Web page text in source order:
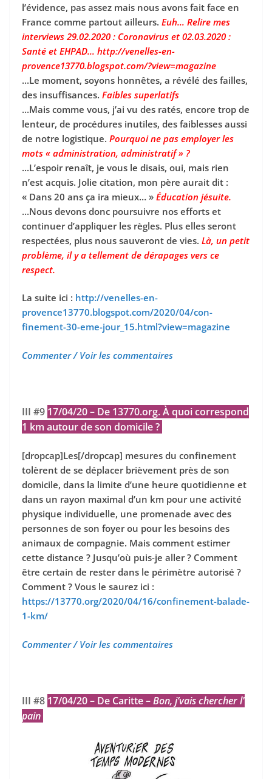
l’évidence, pas assez mais nous avons fait face en
France comme partout ailleurs. Euh… Relire mes
interviews 29.02.2020 : Coronavirus et 02.03.2020 :
Santé et EHPAD… http://venelles-en-
provence13770.blogspot.com/?view=magazine
...Le moment, soyons honnêtes, a révélé des failles,
des insuffisances. Faibles superlatifs
...Mais comme vous, j’ai vu des ratés, encore trop de
lenteur, de procédures inutiles, des faiblesses aussi
de notre logistique. Pourquoi ne pas employer les
mots « administration, administratif » ?
...L’espoir renaît, je vous le disais, oui, mais rien
n’est acquis. Jolie citation, mon père aurait dit :
« Dans 20 ans ça ira mieux… » Éducation jésuite.
...Nous devons donc poursuivre nos efforts et
continuer d’appliquer les règles. Plus elles seront
respectées, plus nous sauveront de vies. Là, un petit
problème, il y a tellement de dérapages vers ce
respect.
La suite ici : http://venelles-en-
provence13770.blogspot.com/2020/04/con-
finement-30-eme-jour_15.html?view=magazine
Commenter / Voir les commentaires
III #9 17/04/20 – De 13770.org. À quoi correspond
1 km autour de son domicile ?
[dropcap]Les[/dropcap] mesures du confinement
tolèrent de se déplacer brièvement près de son
domicile, dans la limite d’une heure quotidienne et
dans un rayon maximal d’un km pour une activité
physique individuelle, une promenade avec des
personnes de son foyer ou pour les besoins des
animaux de compagnie. Mais comment estimer
cette distance ? Jusqu’où puis-je aller ? Comment
être certain de rester dans le périmètre autorisé ?
Comment ? Vous le saurez ici :
https://13770.org/2020/04/16/confinement-balade-
1-km/
Commenter / Voir les commentaires
III #8 17/04/20 – De Caritte –Bon, j’vais chercher l'
pain